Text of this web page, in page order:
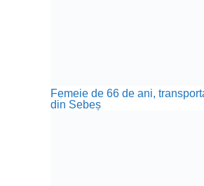
Femeie de 66 de ani,
din Sebeș